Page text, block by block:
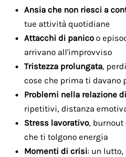
Ansia che non riesci a
tue attività quotidiane
Attacchi di panicoo
arrivano all'improvviso
Tristezza prolungata,
cose che prima ti davano
Problemi nella relazione
ripetitivi, distanza
Stress lavorativo,
che ti tolgono energia
Momenti di crisi: un lutto,